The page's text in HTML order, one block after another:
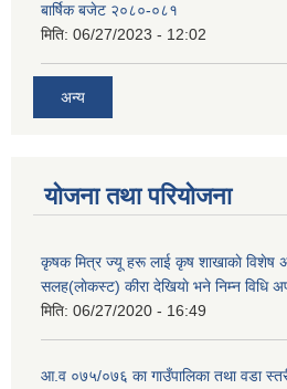
बार्षिक बजेट २०८०-०८१
मिति: 06/27/2023 - 12:02
अन्य
योजना तथा परियोजना
कृषक मित्र ज्यू हरू लाई कृष शाखाकाे विशेष
सलह(लाेकस्ट) कीरा देखियाे भने निम्न विधि
मिति: 06/27/2020 - 16:49
आ‍.व ०७५/०७६ का गाउँपालिका तथा वडा